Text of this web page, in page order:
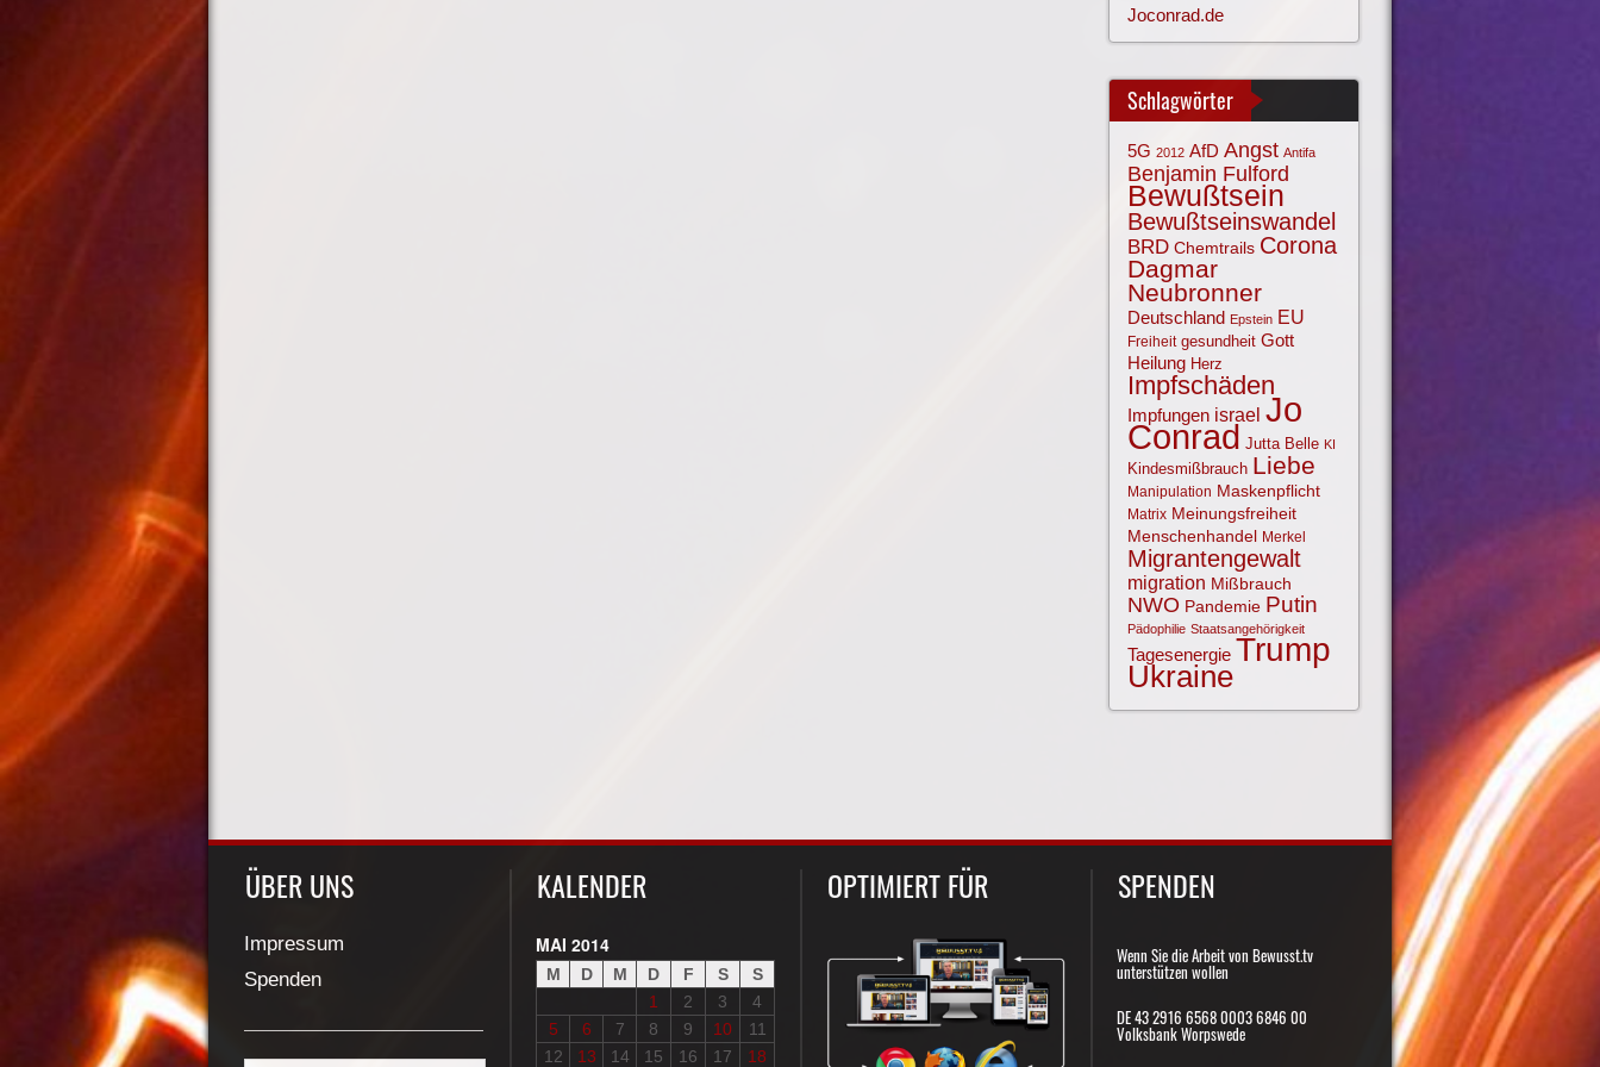
Joconrad.de
Schlagwörter
5G 2012 AfD Angst Antifa
Benjamin Fulford
Bewußtsein
Bewußtseinswandel
BRD Chemtrails Corona
Dagmar
Neubronner
Deutschland Epstein EU
Freiheit gesundheit Gott
Heilung Herz
Impfschäden
Impfungen israel Jo
Conrad Jutta Belle KI
Kindesmißbrauch Liebe
Manipulation Maskenpflicht
Matrix Meinungsfreiheit
Menschenhandel Merkel
Migrantengewalt
migration Mißbrauch
NWO Pandemie Putin
Pädophilie Staatsangehörigkeit
Tagesenergie Trump
Ukraine
ÜBER UNS
Impressum
Spenden
KALENDER
MAI 2014
M D M D F S
S
1
2 3
4
5
6 7 8 9 10
11
12
13 14 15 16 17 18
OPTIMIERT FÜR SPENDEN
Wenn Sie die Arbeit von Bewusst.tv
unterstützen wollen
DE 43 2916 6568 0003 6846 00
Volksbank Worpswede